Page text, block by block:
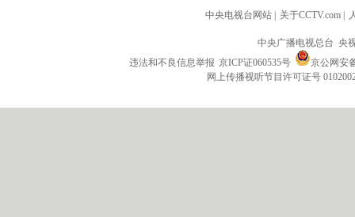
中央电视台网站 | 关于CCTV.com |
中央广播电视总台 央
违法和不良信息举报 京ICP证060535号
京公网安
网上传播视听节目许可证号